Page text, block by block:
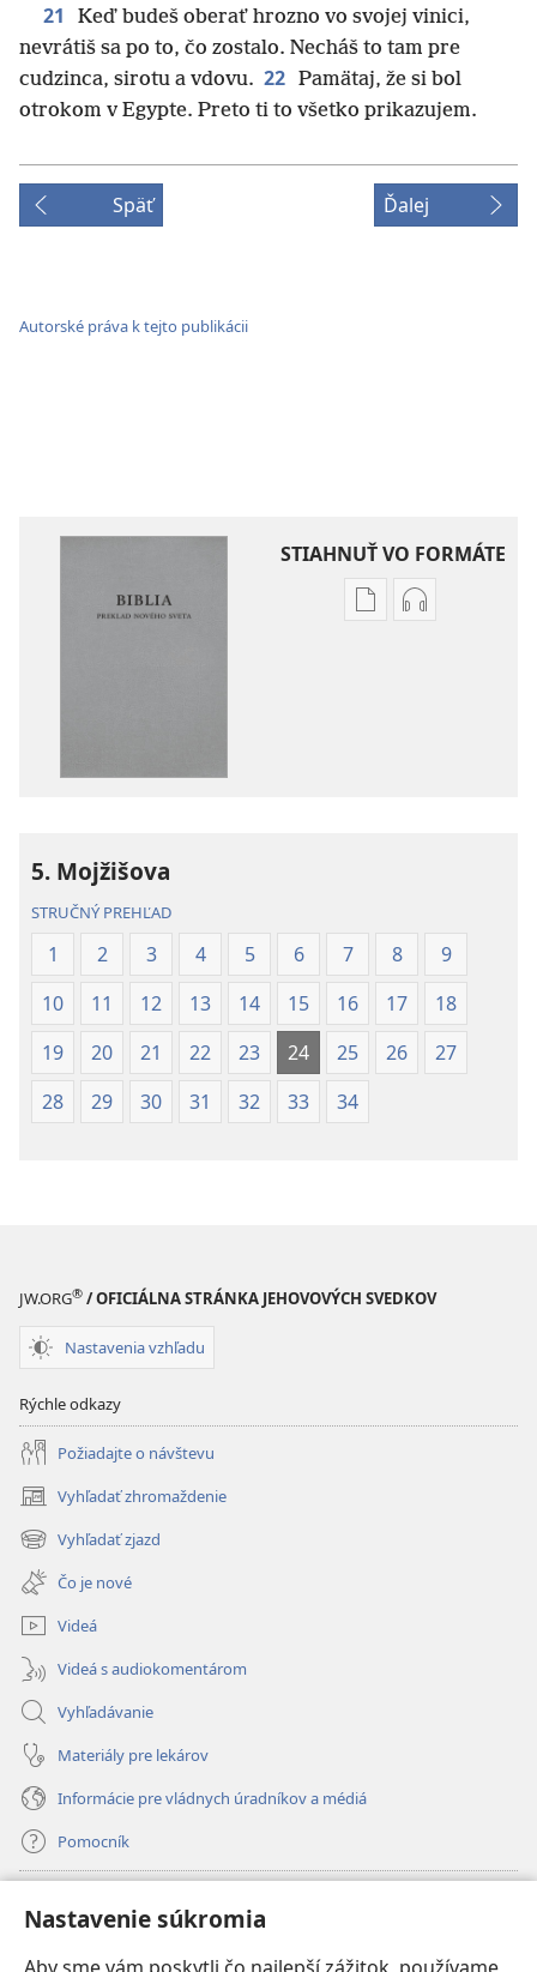
Nastavenie súkromia
21
Keď budeš oberať hrozno vo svojej vinici,
nevrátiš sa po to, čo zostalo. Necháš to tam pre
cudzinca, sirotu a vdovu. 22 Pamätaj, že si bol
otrokom v Egypte. Preto ti to všetko prikazujem.
Späť Ďalej
Autorské práva k tejto publikácii
STIAHNUŤ VO FORMÁTE
MožnostiMožnosti
5. Mojžišova
STRUČNÝ PREHĽAD
1 2 3 4 5 6 7 8
9
10
11 12 13 14 15 16 17
18
19
20 21 22 23 24 25 26
27
28
29 30 31 32 33 34
JW.ORG® / OFICIÁLNA STRÁNKA JEHOVOVÝCH SVEDKOV
Nastavenia vzhľadu
Rýchle odkazy
Požiadajte o návštevu
Vyhľadať zhromaždenie
(otvorí
nové
okno)
Vyhľadať zjazd
(otvorí
nové
okno)
Čo je nové
Videá
Videá s audiokomentárom
Vyhľadávanie
Materiály pre lekárov
Informácie pre vládnych úradníkov a médiá
Pomocník
(otvorí
nové
okno)